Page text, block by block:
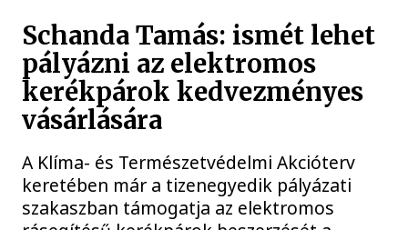
Schanda Tamás: ismét lehet
pályázni az elektromos
kerékpárok kedvezményes
vásárlására
A Klíma- és Természetvédelmi Akcióterv
keretében már a tizenegyedik pályázati
szakaszban támogatja az elektromos